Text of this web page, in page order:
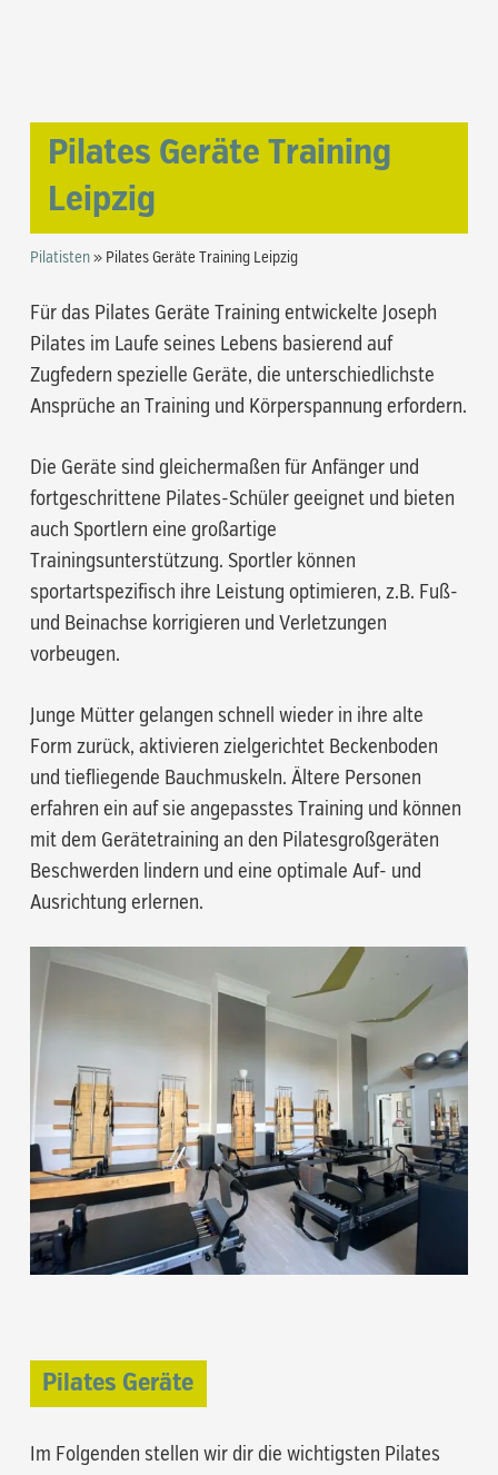
Pilates Geräte Training
Leipzig
Pilatisten» Pilates Geräte Training Leipzig
Für das Pilates Geräte Training entwickelte Joseph
Pilates im Laufe seines Lebens basierend auf
Zugfedern spezielle Geräte, die unterschiedlichste
Ansprüche an Training und Körperspannung erfordern.
Die Geräte sind gleichermaßen für Anfänger und
fortgeschrittene Pilates-Schüler geeignet und bieten
auch Sportlern eine großartige
Trainingsunterstützung. Sportler können
sportartspezifisch ihre Leistung optimieren, z.B. Fuß-
und Beinachse korrigieren und Verletzungen
vorbeugen.
Junge Mütter gelangen schnell wieder in ihre alte
Form zurück, aktivieren zielgerichtet Beckenboden
und tiefliegende Bauchmuskeln. Ältere Personen
erfahren ein auf sie angepasstes Training und können
mit dem Gerätetraining an den Pilatesgroßgeräten
Beschwerden lindern und eine optimale Auf- und
Ausrichtung erlernen.
Pilates Geräte
Im Folgenden stellen wir dir die wichtigsten Pilates